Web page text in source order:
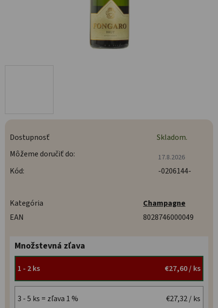
Dostupnosť
Skladom.
Môžeme doručiť do:
17.8.2026
Kód: -0206144-
Kategória
Champagne
EAN
8028746000049
Množstevná zľava
1 - 2 ks €27,60/ ks
3 - 5 ks = zľava 1 % €27,32/ ks